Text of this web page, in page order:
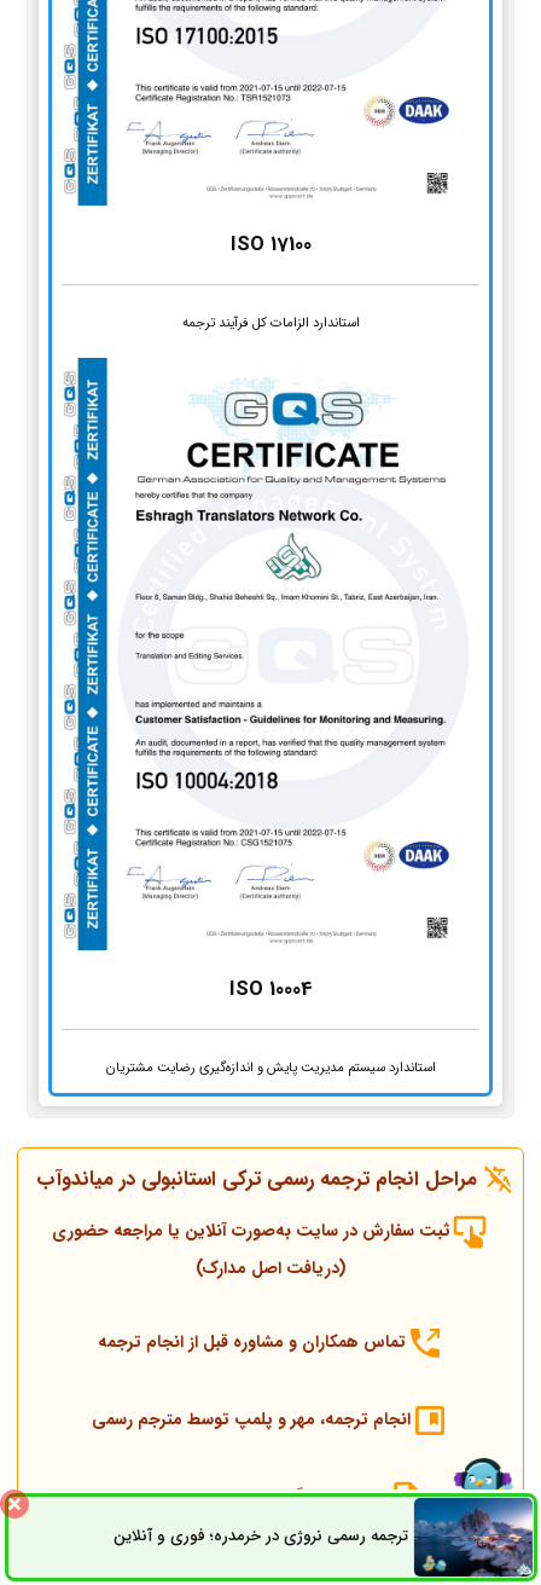
ISO 17100
استاندارد الزامات کل فرآیند ترجمه
ISO 10004
استاندارد سیستم مدیریت پایش و اندازه‌گیری رضایت مشتریان
مراحل انجام ترجمه رسمی ترکی استانبولی در میاندوآب
ثبت سفارش در سایت به‌صورت آنلاین یا مراجعه حضوری
(دریافت اصل مدارک)
تماس همکاران و مشاوره قبل از انجام ترجمه
انجام ترجمه، مهر و پلمپ توسط مترجم رسمی
ارسال به دادگستری و وزارت امور خارجه
ارسال به کنسولگری ترکیه
ترجمه رسمی نروژی در خرمدره؛ فوری و آنلاینثبت سفارش راه های ارتباطی